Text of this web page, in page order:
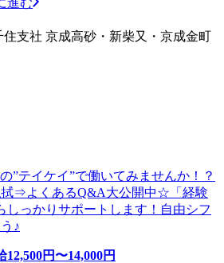
支社 京成高砂・新柴又・京成金町
”テイケイ”で働いてみませんか！？
拭⇒よくあるQ&A大公開中☆「経験
っかりサポートします！自由シフ
♪
12,500円〜14,000円